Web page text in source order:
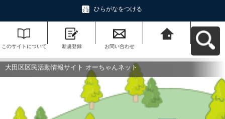
ひらがなをつける
このサイトについて 新規登録 お問い合わせ
ットへ戻る
大田区区民活動情報サイト オーちゃんネット